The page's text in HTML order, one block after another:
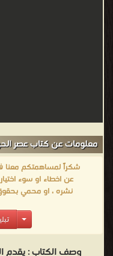
معلومات عن كتاب عصر
شكراً لمساهمتكم معنا
عن اخطاء او سوء
نشره ، او محمي
وصف الكتاب :يقدم